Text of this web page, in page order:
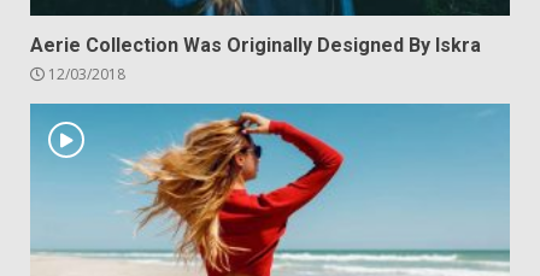
Aerie Collection Was Originally Designed By Iskra
12/03/2018